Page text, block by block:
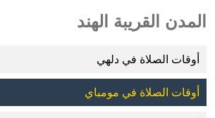
المدن القريبة الهند
أوقات الصلاة في دلهي
أوقات الصلاة في مومباي